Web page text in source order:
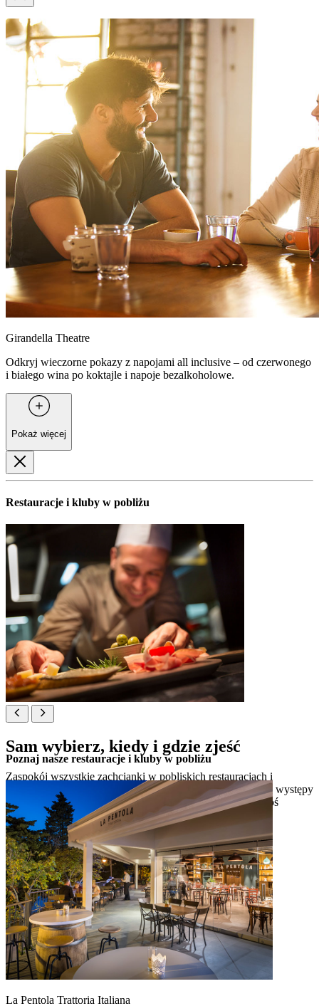
Girandella Theatre
Odkryj wieczorne pokazy z napojami all inclusive – od czerwonego
i białego wina po koktajle i napoje bezalkoholowe.
Pokaż więcej
Restauracje i kluby w pobliżu
Sam wybierz, kiedy i gdzie zjeść
Zaspokój wszystkie zachcianki w pobliskich restauracjach i
klubach. Od dań śródziemnomorskich i steków po koktajle, występy
DJ-ów na żywo i baseny infinity – każde miejsce oferuje coś
wyjątkowego.
Poznaj nasze restauracje i kluby w pobliżu
La Pentola Trattoria Italiana